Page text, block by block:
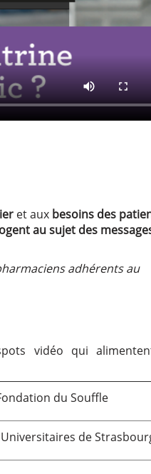
et aux besoins des
au sujet des
adhérents au
vidéo qui
du Souffle
de